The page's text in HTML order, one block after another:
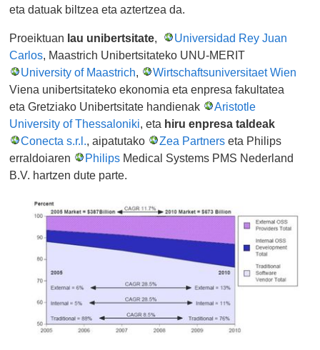
eta datuak biltzea eta aztertzea da.
Proeiktuan lau unibertsitate,
Universidad Rey Juan
Carlos, Maastrich Unibertsitateko UNU-MERIT
University of Maastrich,
Wirtschaftsuniversitaet Wien
Viena unibertsitateko ekonomia eta enpresa fakultatea
eta Gretziako Unibertsitate handienak
Aristotle
University of Thessaloniki, eta hiru enpresa taldeak
Conecta s.r.l., aipatutako Zea Partners eta Philips
erraldoiaren
Philips Medical Systems PMS Nederland
B.V. hartzen dute parte.